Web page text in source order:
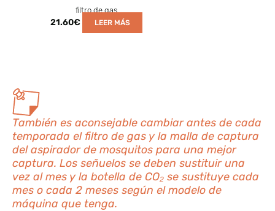
filtro de gas
21.60€ LEER MÁS
También es aconsejable cambiar antes de cada
temporada el filtro de gas y la malla de captura
del aspirador de mosquitos para una mejor
captura. Los señuelos se deben sustituir una
vez al mes y la botella de CO₂ se sustituye cada
mes o cada 2 meses según el modelo de
máquina que tenga.